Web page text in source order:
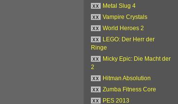
xx
Metal Slug 4
xx
Vampire Crystals
xx
World Heroes 2
xx
LEGO: Der Herr der
Ringe
xx
Micky Epic: Die Macht der
2
xx
Hitman Absolution
xx
Zumba Fitness Core
xx
PES 2013